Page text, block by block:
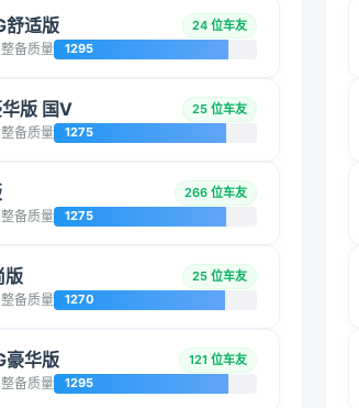
舒适版 24 位车友
整备质量 1295
版 国V 25 位车友
整备质量 1275
266 位车友
整备质量 1275
版 25 位车友
整备质量 1270
豪华版 121 位车友
整备质量 1295